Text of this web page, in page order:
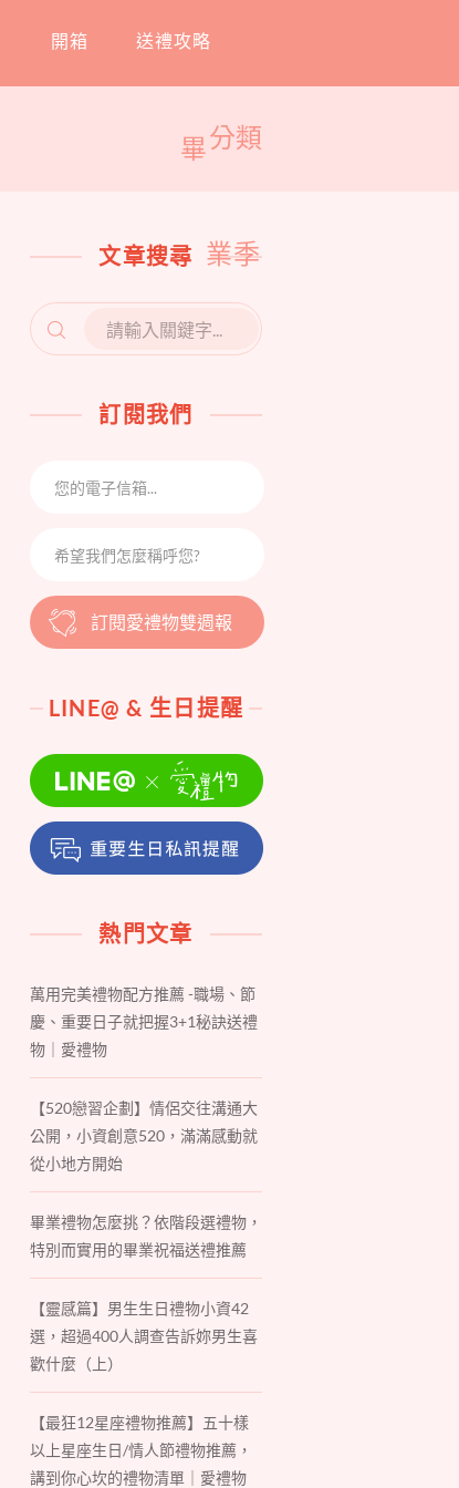
開箱 送禮攻略
分類
畢
業季
文章搜尋
SEARCH
FOR:
訂閱我們
訂閱愛禮物雙週報
LINE@ & 生日提醒
熱門文章
萬用完美禮物配方推薦 -職場、節
慶、重要日子就把握3+1秘訣送禮
物｜愛禮物
【520戀習企劃】情侶交往溝通大
公開，小資創意520，滿滿感動就
從小地方開始
畢業禮物怎麼挑？依階段選禮物，
特別而實用的畢業祝福送禮推薦
【靈感篇】男生生日禮物小資42
選，超過400人調查告訴妳男生喜
歡什麼（上）
【最狂12星座禮物推薦】五十樣
以上星座生日/情人節禮物推薦，
講到你心坎的禮物清單｜愛禮物